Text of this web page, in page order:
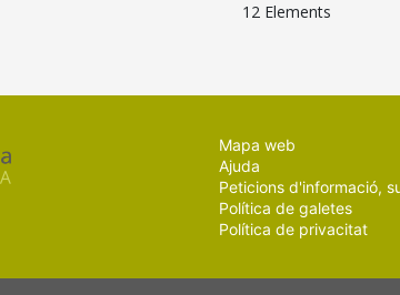
12 Elements
Mapa web
Ajuda
Peticions d'informació,
Política de galetes
Política de privacitat